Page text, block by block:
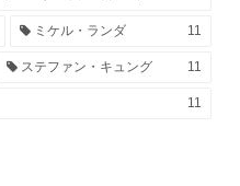
ミケル・ランダ 11
ステファン・キュング 11
11